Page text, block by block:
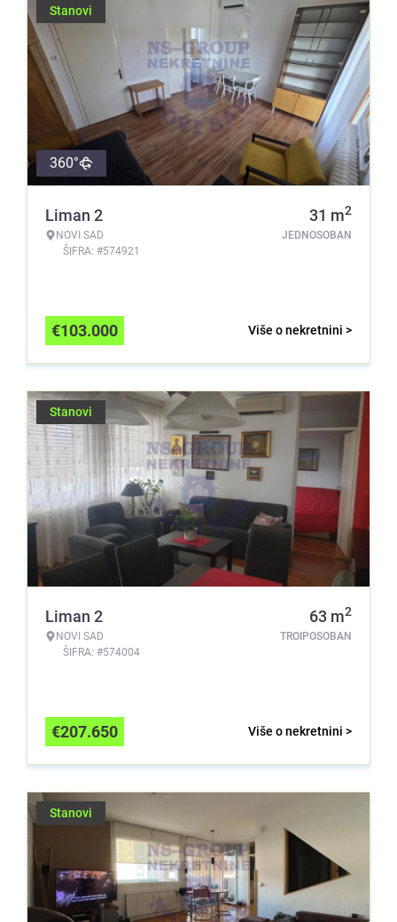
Stanovi
360°
Liman 2
NOVI SAD
ŠIFRA: #574921
31 m2
JEDNOSOBAN
Više o nekretnini >
€103.000
Stanovi
Liman 2
NOVI SAD
ŠIFRA: #574004
63 m2
TROIPOSOBAN
Više o nekretnini >
€207.650
Stanovi